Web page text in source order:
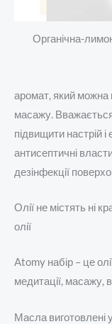
Органічна-
аромат, який можна
масажу.
підвищити настрій
антисептичні
дезінфекції
Олії не містять ні
олії
Atomy набір – це
медитації, масажу,
Масла виготовлені